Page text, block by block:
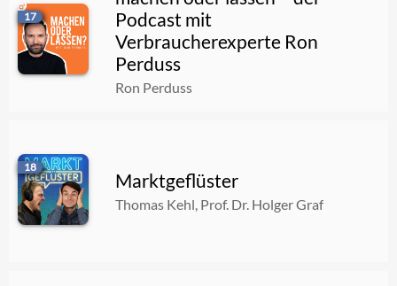
17
Podcast mit
Verbraucherexperte Ron
Perduss
Ron Perduss
18
Marktgeflüster
Thomas Kehl, Prof. Dr. Holger Graf